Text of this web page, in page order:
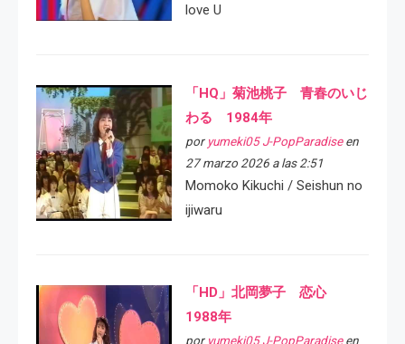
love U
「HQ」菊池桃子 青春のいじ
わる 1984年
por yumeki05 J-PopParadiseen
27 marzo 2026 a las 2:51
Momoko Kikuchi / Seishun no
ijiwaru
「HD」北岡夢子 恋心
1988年
por yumeki05 J-PopParadiseen